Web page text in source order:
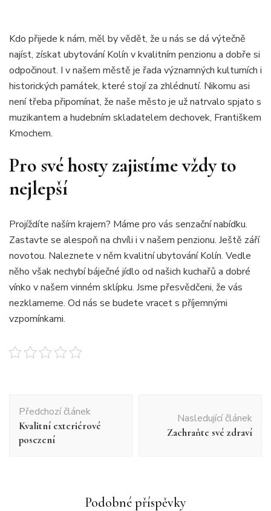
Kdo přijede k nám, měl by vědět, že u nás se dá výtečně
najíst, získatubytování Kolín v kvalitním penzionu a dobře si
odpočinout. I v našem městě je řada významných kulturních i
historických památek, které stojí za zhlédnutí. Nikomu asi
není třeba připomínat, že naše město je už natrvalo spjato s
muzikantem a hudebním skladatelem dechovek, Františkem
Kmochem.
Pro své hosty zajistíme vždy to
nejlepší
Projíždíte naším krajem? Máme pro vás senzační nabídku.
Zastavte se alespoň na chvíli i v našem penzionu. Ještě září
novotou. Naleznete v něm kvalitní ubytování Kolín. Vedle
něho však nechybí báječné jídlo od našich kuchařů a dobré
vínko v našem vinném sklípku. Jsme přesvědčeni, že vás
nezklameme. Od nás se budete vracet s příjemnými
vzpomínkami.
příspěvku
Předchozí článek
Kvalitní exteriérové
posezení
Nasledující článek
Zachraňte své zdraví
Podobné příspěvky